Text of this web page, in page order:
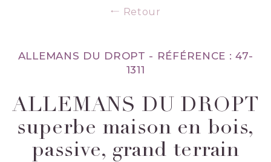
Retour
ALLEMANS DU DROPT - RÉFÉRENCE : 47-
1311
ALLEMANS DU DROPT
superbe maison en bois,
passive, grand terrain